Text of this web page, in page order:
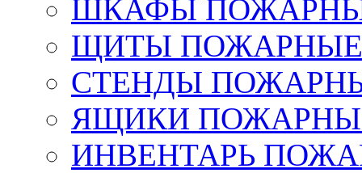
ШКАФЫ
ЩИТЫ ПОЖАРНЫЕ
СТЕНДЫ
ЯЩИКИ ПОЖАРНЫЕ
ИНВЕНТАРЬ